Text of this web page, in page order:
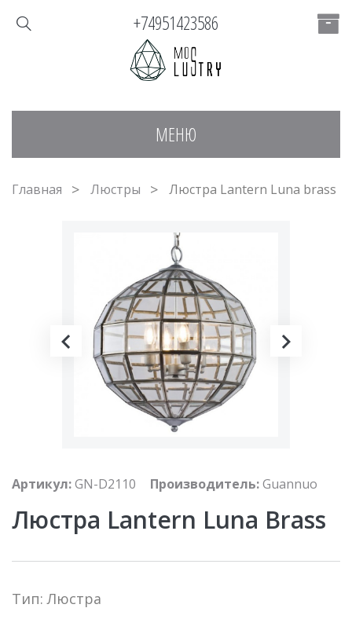
МЕНЮ
+74951423586
Главная Люстры Люстра Lantern Luna brass
Артикул:GN-D2110 Производитель:Guannuo
Люстра Lantern Luna Brass
Тип: Люстра